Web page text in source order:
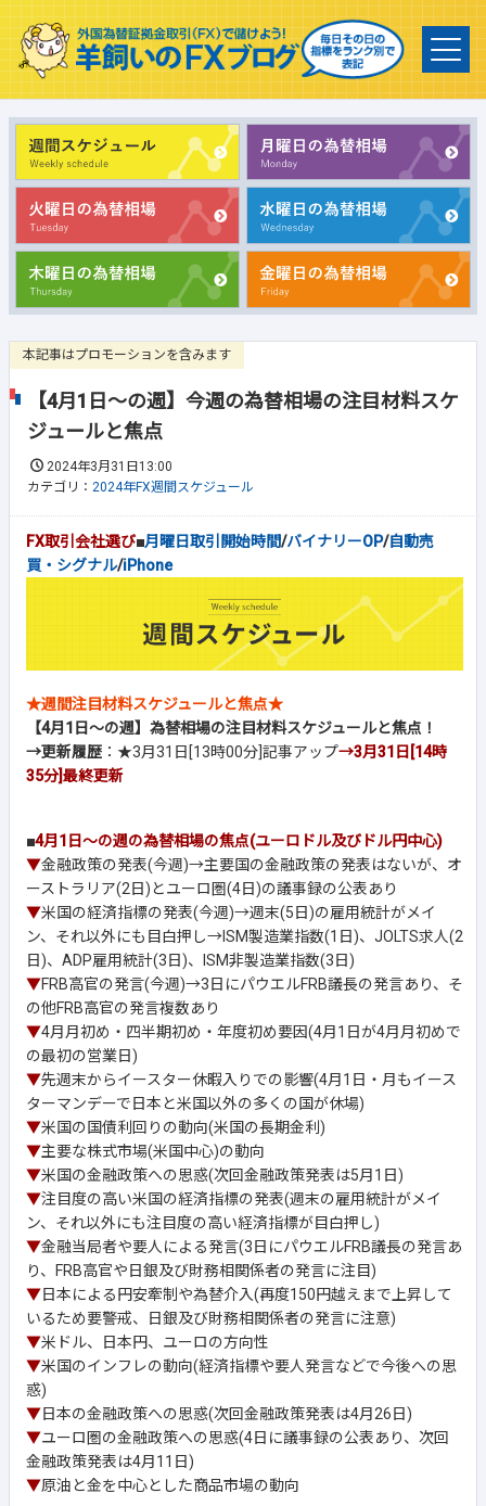
本記事はプロモーションを含みます
【4月1日～の週】今週の為替相場の注目材料スケ
ジュールと焦点
2024年3月31日13:00
カテゴリ： 2024年FX週間スケジュール
FX取引会社選び■月曜日取引開始時間/バイナリーOP/自動売
買・シグナル/iPhone
★週間注目材料スケジュールと焦点★
【4月1日～の週】為替相場の注目材料スケジュールと焦点！
→更新履歴 ：★3月31日[13時00分]記事アップ→3月31日[14時
35分]最終更新
■4月1日～の週の為替相場の焦点(ユーロドル及びドル円中心)
▼金融政策の発表(今週)→主要国の金融政策の発表はないが、オ
ーストラリア(2日)とユーロ圏(4日)の議事録の公表あり
▼米国の経済指標の発表(今週)→週末(5日)の雇用統計がメイ
ン、それ以外にも目白押し→ISM製造業指数(1日)、JOLTS求人(2
日)、ADP雇用統計(3日)、ISM非製造業指数(3日)
▼FRB高官の発言(今週)→3日にパウエルFRB議長の発言あり、そ
の他FRB高官の発言複数あり
▼4月月初め・四半期初め・年度初め要因(4月1日が4月月初めで
の最初の営業日)
▼先週末からイースター休暇入りでの影響(4月1日・月もイース
ターマンデーで日本と米国以外の多くの国が休場)
▼米国の国債利回りの動向(米国の長期金利)
▼主要な株式市場(米国中心)の動向
▼米国の金融政策への思惑(次回金融政策発表は5月1日)
▼注目度の高い米国の経済指標の発表(週末の雇用統計がメイ
ン、それ以外にも注目度の高い経済指標が目白押し)
▼金融当局者や要人による発言(3日にパウエルFRB議長の発言あ
り、FRB高官や日銀及び財務相関係者の発言に注目)
▼日本による円安牽制や為替介入(再度150円越えまで上昇して
いるため要警戒、日銀及び財務相関係者の発言に注意)
▼米ドル、日本円、ユーロの方向性
▼米国のインフレの動向(経済指標や要人発言などで今後への思
惑)
▼日本の金融政策への思惑(次回金融政策発表は4月26日)
▼ユーロ圏の金融政策への思惑(4日に議事録の公表あり、次回
金融政策発表は4月11日)
▼原油と金を中心とした商品市場の動向